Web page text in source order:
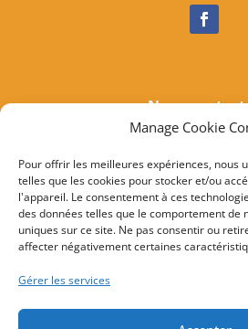
Manage Cookie
Pour offrir les meilleures expériences, nous
telles que les cookies pour stocker et/ou
l'appareil. Le consentement à ces
des données telles que le comportement de
uniques sur ce site. Ne pas consentir ou
affecter négativement certaines
Gérer les services
Nous
Tél :
Mail:
Adresse :Marine
20217
© 2022 Mairie d’Ogliastru –